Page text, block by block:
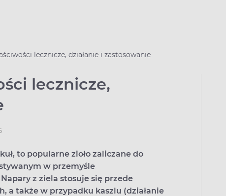
lecznicze, działanie i zastosowanie
lecznicze,
to popularne zioło zaliczane do
w przemyśle
z ziela stosuje się przede
a także w przypadku kaszlu (działanie